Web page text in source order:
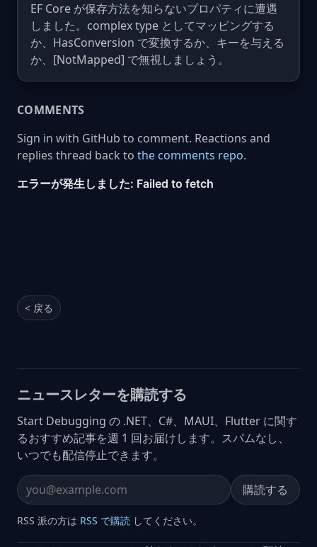
EF Core が保存方法を知らないプロパティに遭遇
しました。complex type としてマッピングする
か、HasConversion で変換するか、キーを与える
か、[NotMapped] で無視しましょう。
COMMENTS
Sign in with GitHub to comment. Reactions and
replies thread back to the comments repo.
< 戻る
ニュースレターを購読する
Start Debugging の .NET、C#、MAUI、Flutter に関す
るおすすめ記事を週 1 回お届けします。スパムなし、
いつでも配信停止できます。
Email address 購読する
RSS 派の方は RSS で購読 してください。